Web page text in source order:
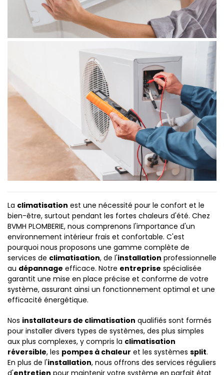
La climatisation est une nécessité pour le confort et le
bien-être, surtout pendant les fortes chaleurs d'été. Chez
BVMH PLOMBERIE, nous comprenons l'importance d'un
environnement intérieur frais et confortable. C'est
pourquoi nous proposons une gamme complète de
services de climatisation, de l'installation professionnelle
au dépannage efficace. Notre entreprise spécialisée
garantit une mise en place précise et conforme de votre
système, assurant ainsi un fonctionnement optimal et une
efficacité énergétique.
Nos installateurs de climatisation qualifiés sont formés
pour installer divers types de systèmes, des plus simples
aux plus complexes, y compris la climatisation
réversible, les pompes à chaleur et les systèmes split.
En plus de l'installation, nous offrons des services réguliers
d'entretien pour maintenir votre système en parfait état